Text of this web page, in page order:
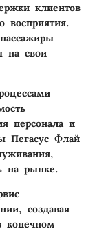
клиентов
восприятия.
на свои
персонала и
Пегасус Флай
на рынке.
создавая
конечном